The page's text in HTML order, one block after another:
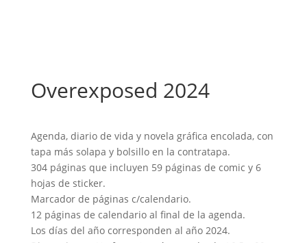
Overexposed 2024
Agenda, diario de vida y novela gráfica encolada, con
tapa más solapa y bolsillo en la contratapa.
304 páginas que incluyen 59 páginas de comic y 6
hojas de sticker.
Marcador de páginas c/calendario.
12 páginas de calendario al final de la agenda.
Los días del año corresponden al año 2024.